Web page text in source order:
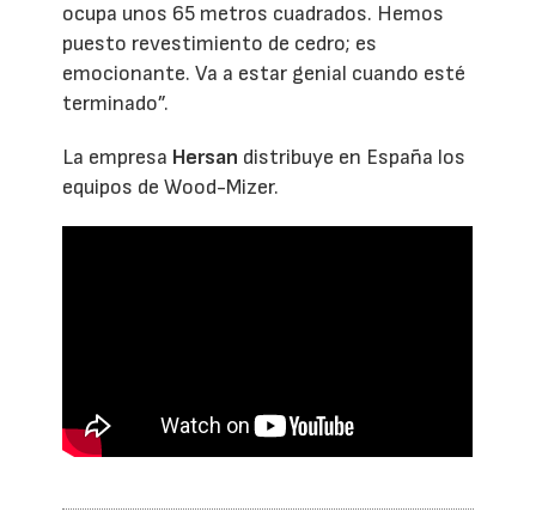
ocupa unos 65 metros cuadrados. Hemos
puesto revestimiento de cedro; es
emocionante. Va a estar genial cuando esté
terminado”.
La empresa Hersan distribuye en España los
equipos de Wood-Mizer.